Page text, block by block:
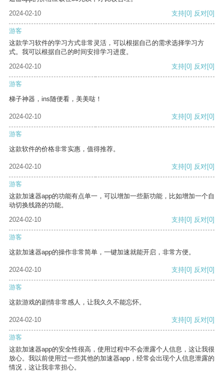
2024-02-10
支持[0] 反对[0]
游客
这款学习软件的学习方式非常灵活，可以根据自己的需求选择学习方
式。我可以根据自己的时间安排学习进度。
2024-02-10
支持[0] 反对[0]
游客
梯子神器，ins随便看，美美哒！
2024-02-10 支持[0] 反对[0]
游客
这款软件的价格非常实惠，值得推荐。
2024-02-10 支持[0] 反对[0]
游客
这款加速器app的功能有点单一，可以增加一些新功能，比如增加一个自
动切换线路的功能。
2024-02-10
支持[0] 反对[0]
游客
这款加速器app的操作非常简单，一键加速就能开启，非常方便。
2024-02-10 支持[0] 反对[0]
游客
这款游戏的剧情非常感人，让我久久不能忘怀。
2024-02-10 支持[0] 反对[0]
游客
这款加速器app的安全性很高，使用过程中不会泄露个人信息，这让我很
放心。我以前使用过一些其他的加速器app，经常会出现个人信息泄露的
情况，这让我非常担心。